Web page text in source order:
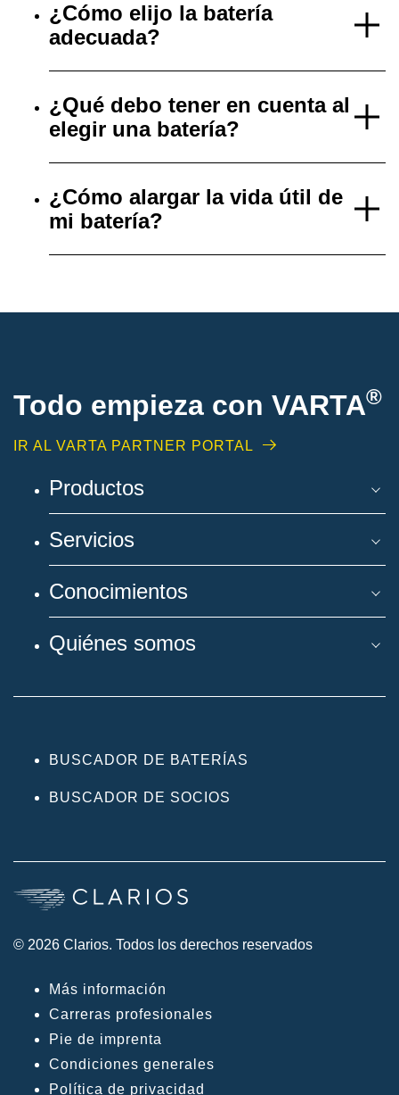
¿Cómo elijo la batería
adecuada?
¿Qué debo tener en cuenta al
elegir una batería?
¿Cómo alargar la vida útil de
mi batería?
Todo empieza con VARTA®
IR AL VARTA PARTNER PORTAL
Productos
Servicios
Conocimientos
Quiénes somos
BUSCADOR DE BATERÍAS
BUSCADOR DE SOCIOS
© 2026 Clarios. Todos los derechos reservados
Más información
Carreras profesionales
Pie de imprenta
Condiciones generales
Política de privacidad